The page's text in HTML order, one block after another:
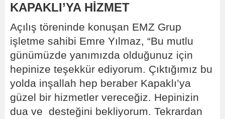
KAPAKLI’YA HİZMET
Açılış töreninde konuşan EMZ Grup
işletme sahibi Emre Yılmaz, “Bu mutlu
günümüzde yanımızda olduğunuz için
hepinize teşekkür ediyorum. Çıktığımız bu
yolda inşallah hep beraber Kapaklı’ya
güzel bir hizmetler vereceğiz. Hepinizin
dua ve desteğini bekliyorum. Tekrardan